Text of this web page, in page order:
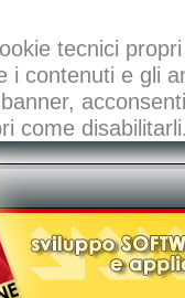
tecnici
i contenuti e gli
come